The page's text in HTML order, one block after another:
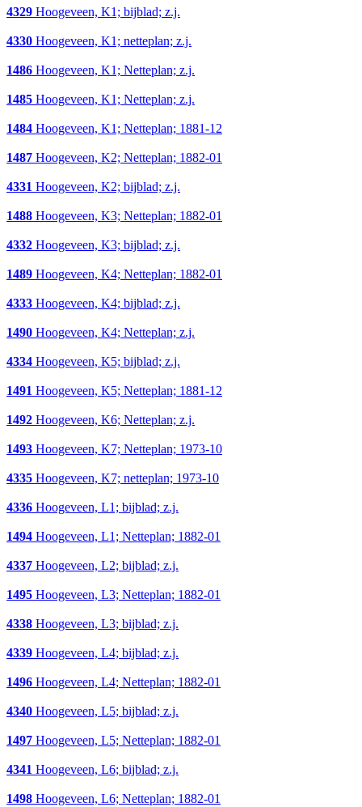
4329 Hoogeveen, K1; bijblad; z.j.
4330 Hoogeveen, K1; netteplan; z.j.
1486 Hoogeveen, K1; Netteplan; z.j.
1485 Hoogeveen, K1; Netteplan; z.j.
1484 Hoogeveen, K1; Netteplan; 1881-12
1487 Hoogeveen, K2; Netteplan; 1882-01
4331 Hoogeveen, K2; bijblad; z.j.
1488 Hoogeveen, K3; Netteplan; 1882-01
4332 Hoogeveen, K3; bijblad; z.j.
1489 Hoogeveen, K4; Netteplan; 1882-01
4333 Hoogeveen, K4; bijblad; z.j.
1490 Hoogeveen, K4; Netteplan; z.j.
4334 Hoogeveen, K5; bijblad; z.j.
1491 Hoogeveen, K5; Netteplan; 1881-12
1492 Hoogeveen, K6; Netteplan; z.j.
1493 Hoogeveen, K7; Netteplan; 1973-10
4335 Hoogeveen, K7; netteplan; 1973-10
4336 Hoogeveen, L1; bijblad; z.j.
1494 Hoogeveen, L1; Netteplan; 1882-01
4337 Hoogeveen, L2; bijblad; z.j.
1495 Hoogeveen, L3; Netteplan; 1882-01
4338 Hoogeveen, L3; bijblad; z.j.
4339 Hoogeveen, L4; bijblad; z.j.
1496 Hoogeveen, L4; Netteplan; 1882-01
4340 Hoogeveen, L5; bijblad; z.j.
1497 Hoogeveen, L5; Netteplan; 1882-01
4341 Hoogeveen, L6; bijblad; z.j.
1498 Hoogeveen, L6; Netteplan; 1882-01